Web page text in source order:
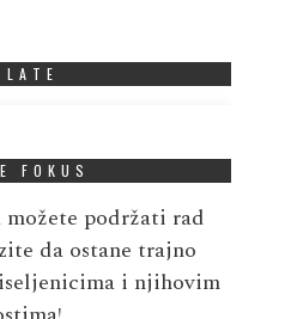
FOKUS
možete podržati rad
da ostane trajno
i njihovim